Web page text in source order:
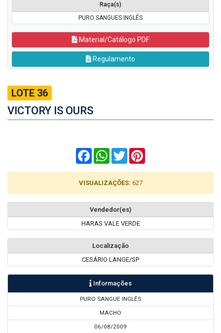
Raça(s)
PURO SANGUES INGLÊS
Material/Catálogo PDF
Regulamento
LOTE 36
VICTORY IS OURS
FacebookWhatsApp
Twitter
VISUALIZAÇÕES: 627
Vendedor(es)
HARAS VALE VERDE
Localização
CESÁRIO LANGE/SP
Informações
PURO SANGUE INGLÊS
MACHO
06/08/2009